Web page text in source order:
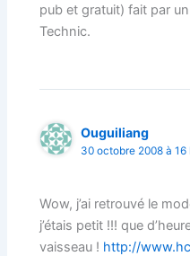
pub et gratuit) fait par
Technic.
Ouguiliang
30 octobre 2008 à 16
Wow, j’ai retrouvé le
j’étais petit !!! que
vaisseau ! http://